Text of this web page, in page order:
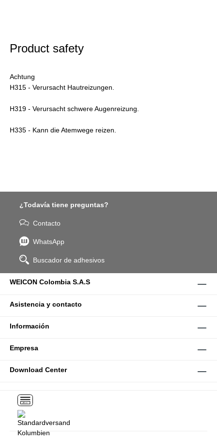
Product safety
Achtung
H315 - Verursacht Hautreizungen.
H319 - Verursacht schwere Augenreizung.
H335 - Kann die Atemwege reizen.
¿Todavía tiene preguntas?
Contacto
WhatsApp
Buscador de adhesivos
WEICON Colombia S.A.S
Asistencia y contacto
Información
Empresa
Download Center